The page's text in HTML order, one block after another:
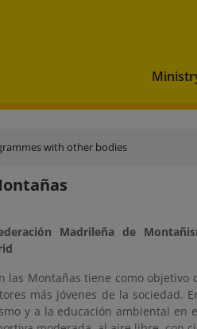
with other bodies
Madrileña de
las Montañas tiene como
más jóvenes de la sociedad.
y a la educación ambiental en